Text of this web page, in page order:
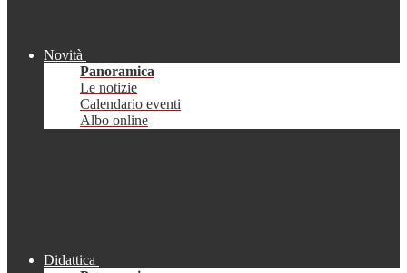
Novità
Panoramica
Le notizie
Calendario eventi
Albo online
Didattica